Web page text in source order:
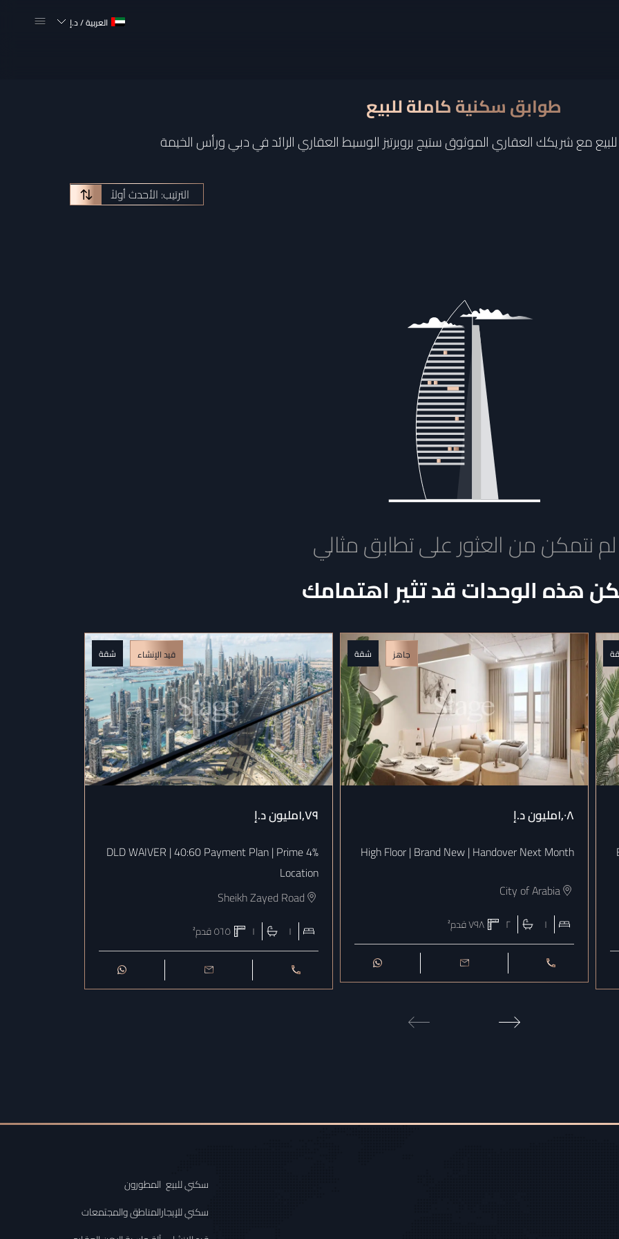
العربية/د.إ
طوابق سكنية كاملة للبيع
مع شريكك العقاري الموثوق ستيج بروبرتيز الوسيط العقاري الرائد في دبي ورأس الخيمة
الترتيب: الأحدث أولاً
لم نتمكن من العثور على تطابق مثالي
هذه الوحدات قد تثير اهتمامك
جاهز شقة
١٫٠٨مليون د.إ
High Floor | Brand New | Handover Next Month
City of Arabia
١ ٢ ٧٩٨قدم²
قيد الإنشاء شقة
١٫٧٩مليون د.إ
4% DLD WAIVER | 40:60 Payment Plan | Prime
Location
Sheikh Zayed Road
١ ١ ٥٦٥قدم²
سكني للبيع
سكني للإيجار
المطورون
المناطق والمجتمعات